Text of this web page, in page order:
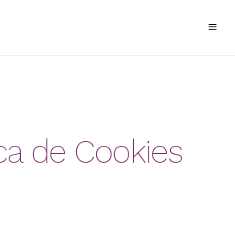
de Cookies